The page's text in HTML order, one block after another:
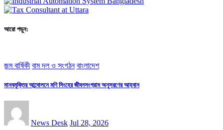
আরো পড়ুন:
জন্ম বার্ষিকী বাম দল ও সংগঠন বাংলাদেশ
মানবমুক্তির আন্দোলনে মণি সিংহের জীবনসংগ্রাম অনুসরণের আহ্বান
News Desk Jul 28, 2026